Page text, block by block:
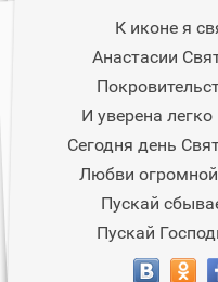
К иконе я
Анастасии
И уверена
Сегодня день
Любви
Пускай
Пускай